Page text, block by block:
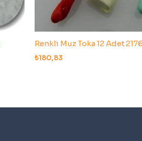
Renkli Muz Toka 12 Adet
₺180,83